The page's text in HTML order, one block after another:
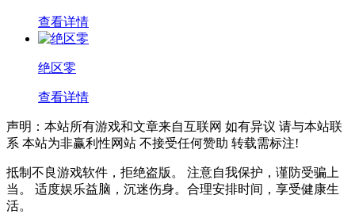
查看详情
绝区零
查看详情
声明：本站所有游戏和文章来自互联网 如有异议 请与本站联
系 本站为非赢利性网站 不接受任何赞助 转载需标注!
抵制不良游戏软件，拒绝盗版。 注意自我保护，谨防受骗上
当。 适度娱乐益脑，沉迷伤身。合理安排时间，享受健康生
活。